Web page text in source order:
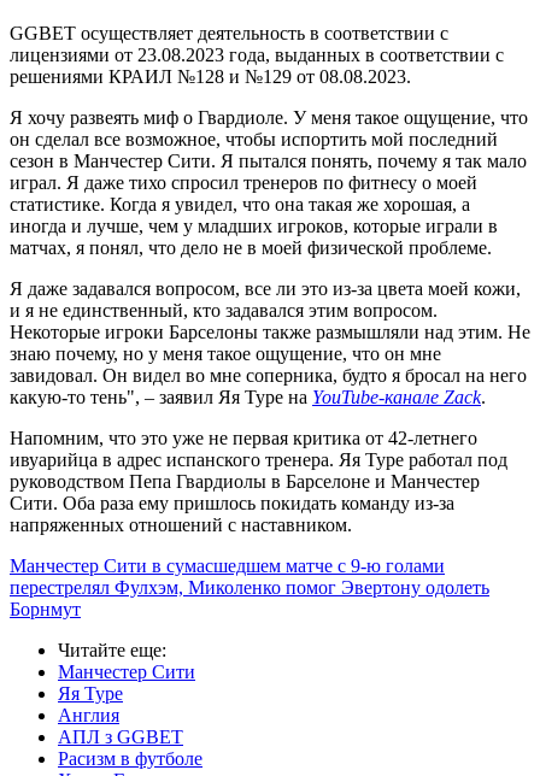
GGBET осуществляет деятельность в соответствии с
лицензиями от 23.08.2023 года, выданных в соответствии с
решениями КРАИЛ №128 и №129 от 08.08.2023.
Я хочу развеять миф о Гвардиоле. У меня такое ощущение, что
он сделал все возможное, чтобы испортить мой последний
сезон в Манчестер Сити. Я пытался понять, почему я так мало
играл. Я даже тихо спросил тренеров по фитнесу о моей
статистике. Когда я увидел, что она такая же хорошая, а
иногда и лучше, чем у младших игроков, которые играли в
матчах, я понял, что дело не в моей физической проблеме.
Я даже задавался вопросом, все ли это из-за цвета моей кожи,
и я не единственный, кто задавался этим вопросом.
Некоторые игроки Барселоны также размышляли над этим. Не
знаю почему, но у меня такое ощущение, что он мне
завидовал. Он видел во мне соперника, будто я бросал на него
какую-то тень", – заявил Яя Туре на YouTube-канале Zack.
Напомним, что это уже не первая критика от 42-летнего
ивуарийца в адрес испанского тренера. Яя Туре работал под
руководством Пепа Гвардиолы в Барселоне и Манчестер
Сити. Оба раза ему пришлось покидать команду из-за
напряженных отношений с наставником.
Манчестер Сити в сумасшедшем матче с 9-ю голами
перестрелял Фулхэм, Миколенко помог Эвертону одолеть
Борнмут
Читайте еще:
Манчестер Сити
Яя Туре
Англия
АПЛ з GGBET
Расизм в футболе